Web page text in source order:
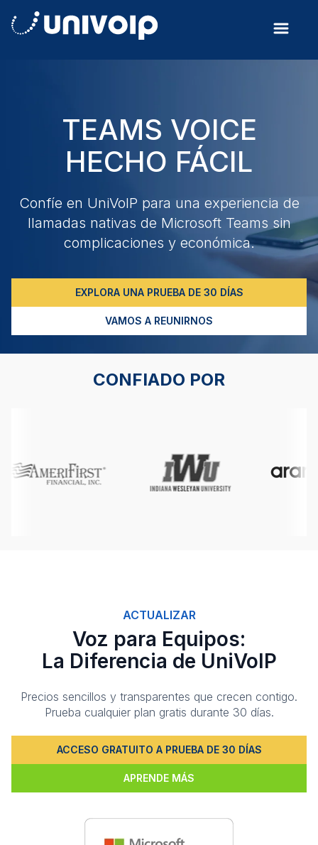
TEAMS VOICE
HECHO FÁCIL
Confíe en UniVoIP para una experiencia de
llamadas nativas de Microsoft Teams sin
complicaciones y económica.
EXPLORA UNA PRUEBA DE 30 DÍAS
VAMOS A REUNIRNOS
CONFIADO POR
ACTUALIZAR
Voz para Equipos:
La Diferencia de UniVoIP
Precios sencillos y transparentes que crecen contigo.
Prueba cualquier plan gratis durante 30 días.
ACCESO GRATUITO A PRUEBA DE 30 DÍAS
APRENDE MÁS